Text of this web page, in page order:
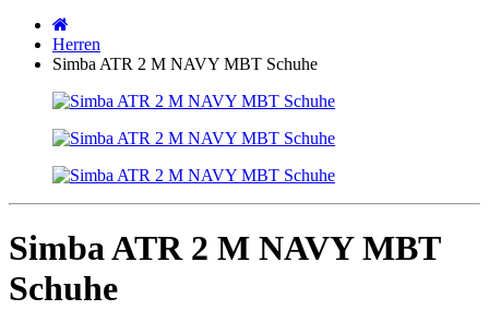
Herren
Simba ATR 2 M NAVY MBT Schuhe
Simba ATR 2 M NAVY MBT
Schuhe